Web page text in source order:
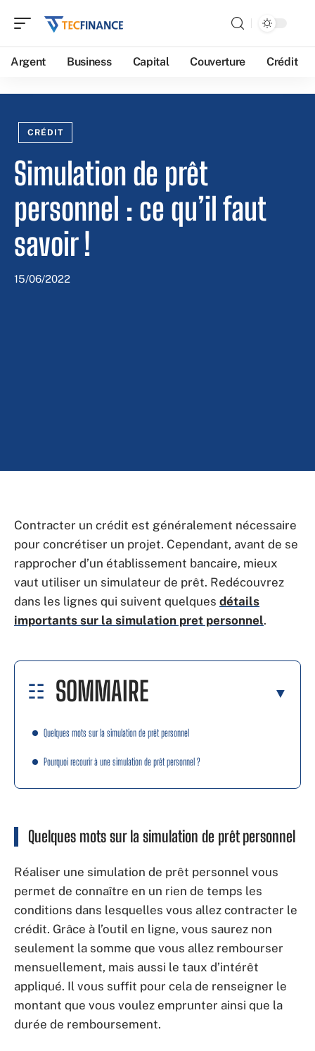
Argent Business Capital Couverture Crédit
CRÉDIT
Simulation de prêt
personnel : ce qu’il faut
savoir !
15/06/2022
Contracter un crédit est généralement nécessaire
pour concrétiser un projet. Cependant, avant de se
rapprocher d’un établissement bancaire, mieux
vaut utiliser un simulateur de prêt. Redécouvrez
dans les lignes qui suivent quelques détails
importants sur la simulation pret personnel.
SOMMAIRE
Quelques mots sur la simulation de prêt personnel
Pourquoi recourir à une simulation de prêt personnel ?
Quelques mots sur la simulation de prêt personnel
Réaliser une simulation de prêt personnel vous
permet de connaître en un rien de temps les
conditions dans lesquelles vous allez contracter le
crédit. Grâce à l’outil en ligne, vous saurez non
seulement la somme que vous allez rembourser
mensuellement, mais aussi le taux d’intérêt
appliqué. Il vous suffit pour cela de renseigner le
montant que vous voulez emprunter ainsi que la
durée de remboursement.